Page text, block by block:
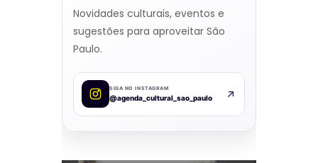
Novidades culturais, eventos e
sugestões para aproveitar São
Paulo.
SIGA NO INSTAGRAM
@agenda_cultural_sao_paulo